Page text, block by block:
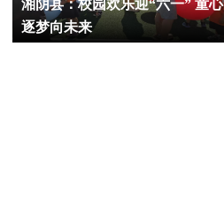
湘阴县：校园欢乐迎“六一” 童心
逐梦向未来